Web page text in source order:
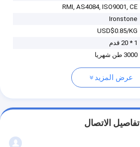
RMI, AS4084, ISO9001, CE
Ironstone
USD$0.85/KG
1 * 20 قدم
3000 طن شهريا
عرض المزيد
تفاصيل الاتصال